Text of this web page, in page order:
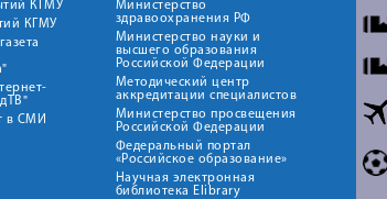
КГМУ
КГМУ
в СМИ
Министерство
здравоохранения РФ
Министерство науки и
высшего образования
Российской Федерации
Методический центр
аккредитации специалистов
Министерство просвещения
Российской Федерации
Федеральный портал
«Российское образование»
Научная электронная
библиотека Elibrary